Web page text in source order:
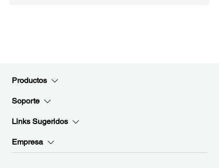
Productos
Soporte
Links Sugeridos
Empresa